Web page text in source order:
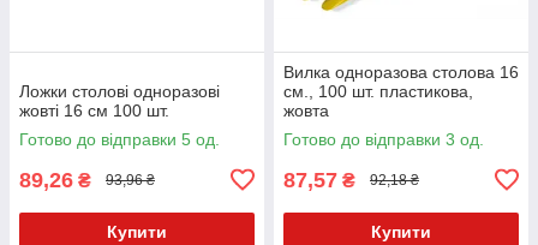
Ложки столові одноразові
жовті 16 см 100 шт.
Готово до відправки 5 од.
89,26 ₴ 93,96 ₴
Купити
Вилка одноразова столова 16
см., 100 шт. пластикова,
жовта
Готово до відправки 3 од.
87,57 ₴ 92,18 ₴
Купити